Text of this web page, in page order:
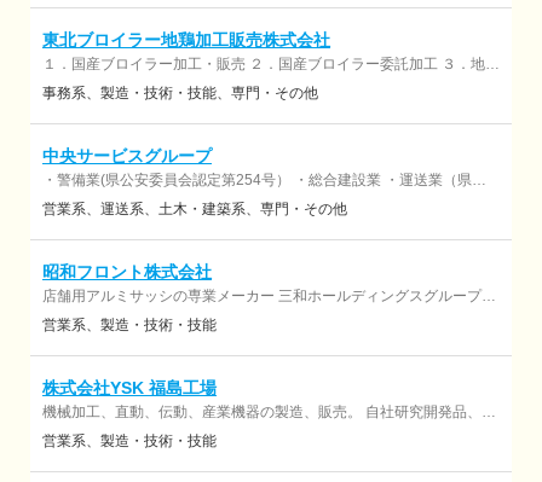
東北ブロイラー地鶏加工販売株式会社
１．国産ブロイラー加工・販売 ２．国産ブロイラー委託加工 ３．地鶏
委託加工 ４．飼料販売 ５．家禽類の処理および解体、鶏肉加工製品の
事務系 製造・技術・技能 専門・その他
中央サービスグループ
・警備業(県公安委員会認定第254号） ・総合建設業 ・運送業（県公
安委員会認定第254号） ・派遣業㈳日本生産技能労務協会会員/労働者
営業系 運送系 土木・建築系 専門・その他
昭和フロント株式会社
店舗用アルミサッシの専業メーカー 三和ホールディングスグループで
す
営業系 製造・技術・技能
株式会社YSK 福島工場
機械加工、直動、伝動、産業機器の製造、販売。 自社研究開発品、海
外製品の販売。
営業系 製造・技術・技能